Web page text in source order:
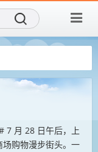
7 月 28 日午后，上
购物漫步街头。一